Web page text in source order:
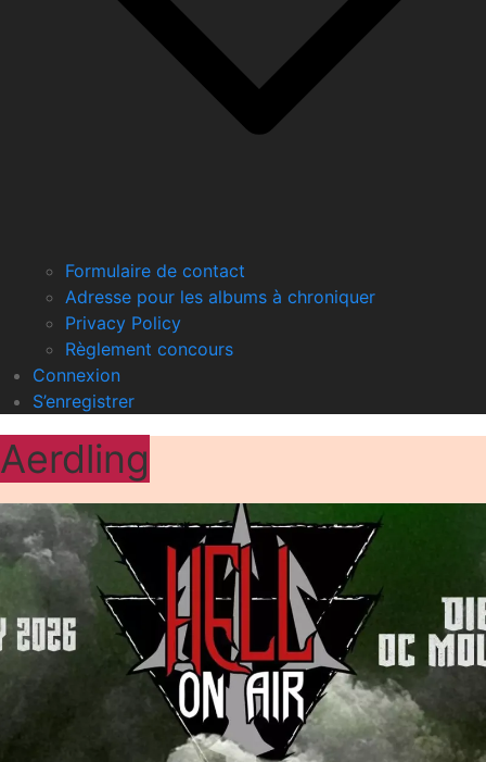
Formulaire de contact
Adresse pour les albums à chroniquer
Privacy Policy
Règlement concours
Connexion
S’enregistrer
Aerdling